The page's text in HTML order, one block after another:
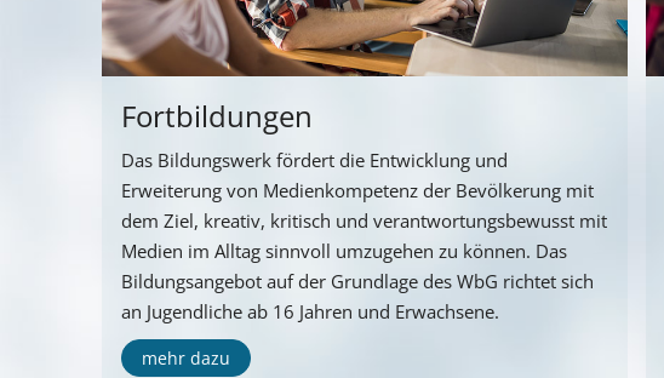
Fortbildungen
Das Bildungswerk fördert die Entwicklung und
Erweiterung von Medienkompetenz der Bevölkerung mit
dem Ziel, kreativ, kritisch und verantwortungsbewusst mit
Medien im Alltag sinnvoll umzugehen zu können. Das
Bildungsangebot auf der Grundlage des WbG richtet sich
an Jugendliche ab 16 Jahren und Erwachsene.
mehr dazu